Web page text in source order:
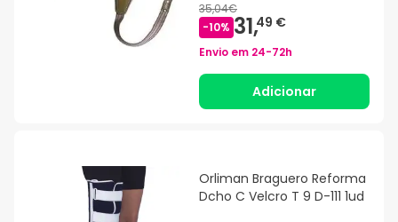
35,04€
-10% 31,49 €
Envio em 24-72h
Adicionar
Orliman Braguero Reforma
Dcho C Velcro T 9 D-111 1ud